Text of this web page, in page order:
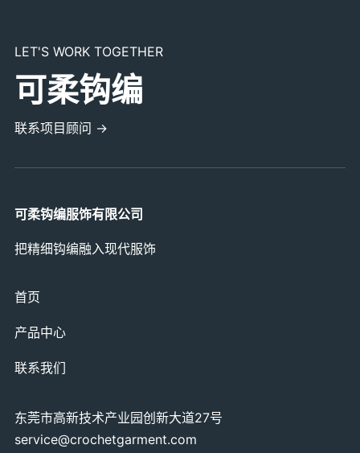
LET'S WORK TOGETHER
可柔钩编
联系项目顾问 →
可柔钩编服饰有限公司
把精细钩编融入现代服饰
首页
产品中心
联系我们
东莞市高新技术产业园创新大道27号
service@crochetgarment.com